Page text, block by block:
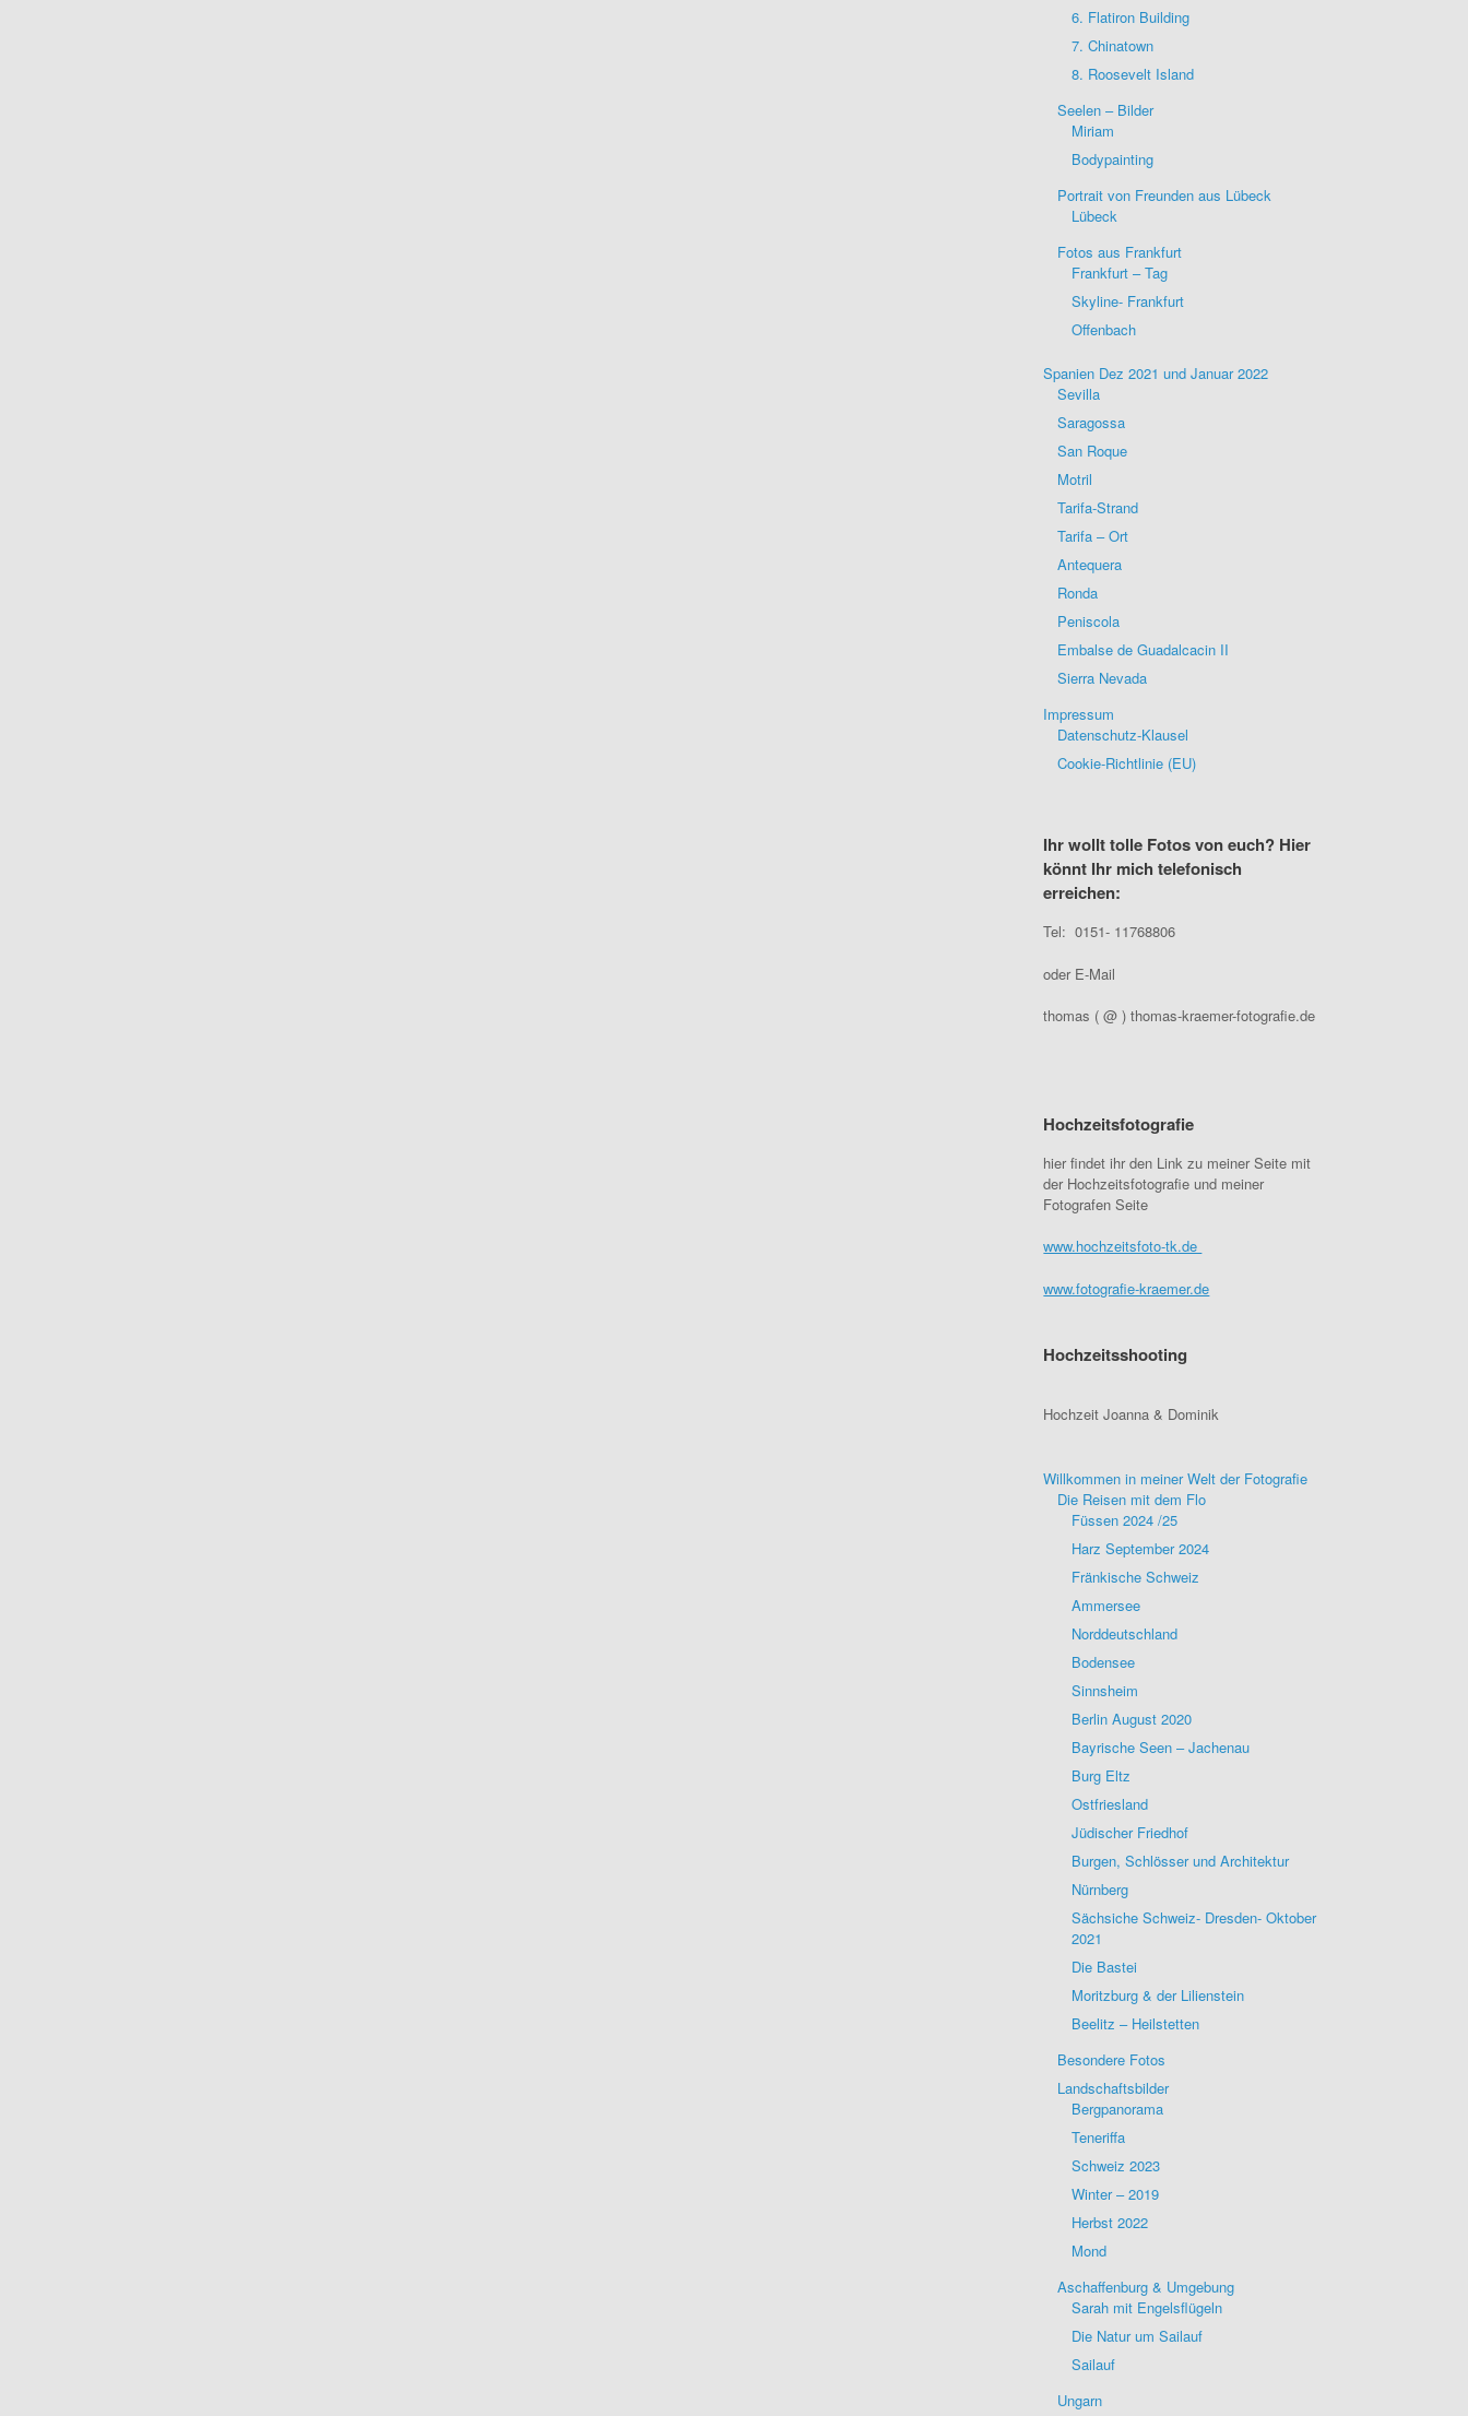
6. Flatiron Building
7. Chinatown
8. Roosevelt Island
Seelen – Bilder
Miriam
Bodypainting
Portrait von Freunden aus Lübeck
Lübeck
Fotos aus Frankfurt
Frankfurt – Tag
Skyline- Frankfurt
Offenbach
Spanien Dez 2021 und Januar 2022
Sevilla
Saragossa
San Roque
Motril
Tarifa-Strand
Tarifa – Ort
Antequera
Ronda
Peniscola
Embalse de Guadalcacin II
Sierra Nevada
Impressum
Datenschutz-Klausel
Cookie-Richtlinie (EU)
Ihr wollt tolle Fotos von euch? Hier
könnt Ihr mich telefonisch
erreichen:
Tel: 0151- 11768806
oder E-Mail
thomas ( @ ) thomas-kraemer-fotografie.de
Hochzeitsfotografie
hier findet ihr den Link zu meiner Seite mit
der Hochzeitsfotografie und meiner
Fotografen Seite
www.hochzeitsfoto-tk.de
www.fotografie-kraemer.de
Hochzeitsshooting
Hochzeit Joanna & Dominik
Willkommen in meiner Welt der Fotografie
Die Reisen mit dem Flo
Füssen 2024 /25
Harz September 2024
Fränkische Schweiz
Ammersee
Norddeutschland
Bodensee
Sinnsheim
Berlin August 2020
Bayrische Seen – Jachenau
Burg Eltz
Ostfriesland
Jüdischer Friedhof
Burgen, Schlösser und Architektur
Nürnberg
Sächsiche Schweiz- Dresden- Oktober
2021
Die Bastei
Moritzburg & der Lilienstein
Beelitz – Heilstetten
Besondere Fotos
Landschaftsbilder
Bergpanorama
Teneriffa
Schweiz 2023
Winter – 2019
Herbst 2022
Mond
Aschaffenburg & Umgebung
Sarah mit Engelsflügeln
Die Natur um Sailauf
Sailauf
Ungarn